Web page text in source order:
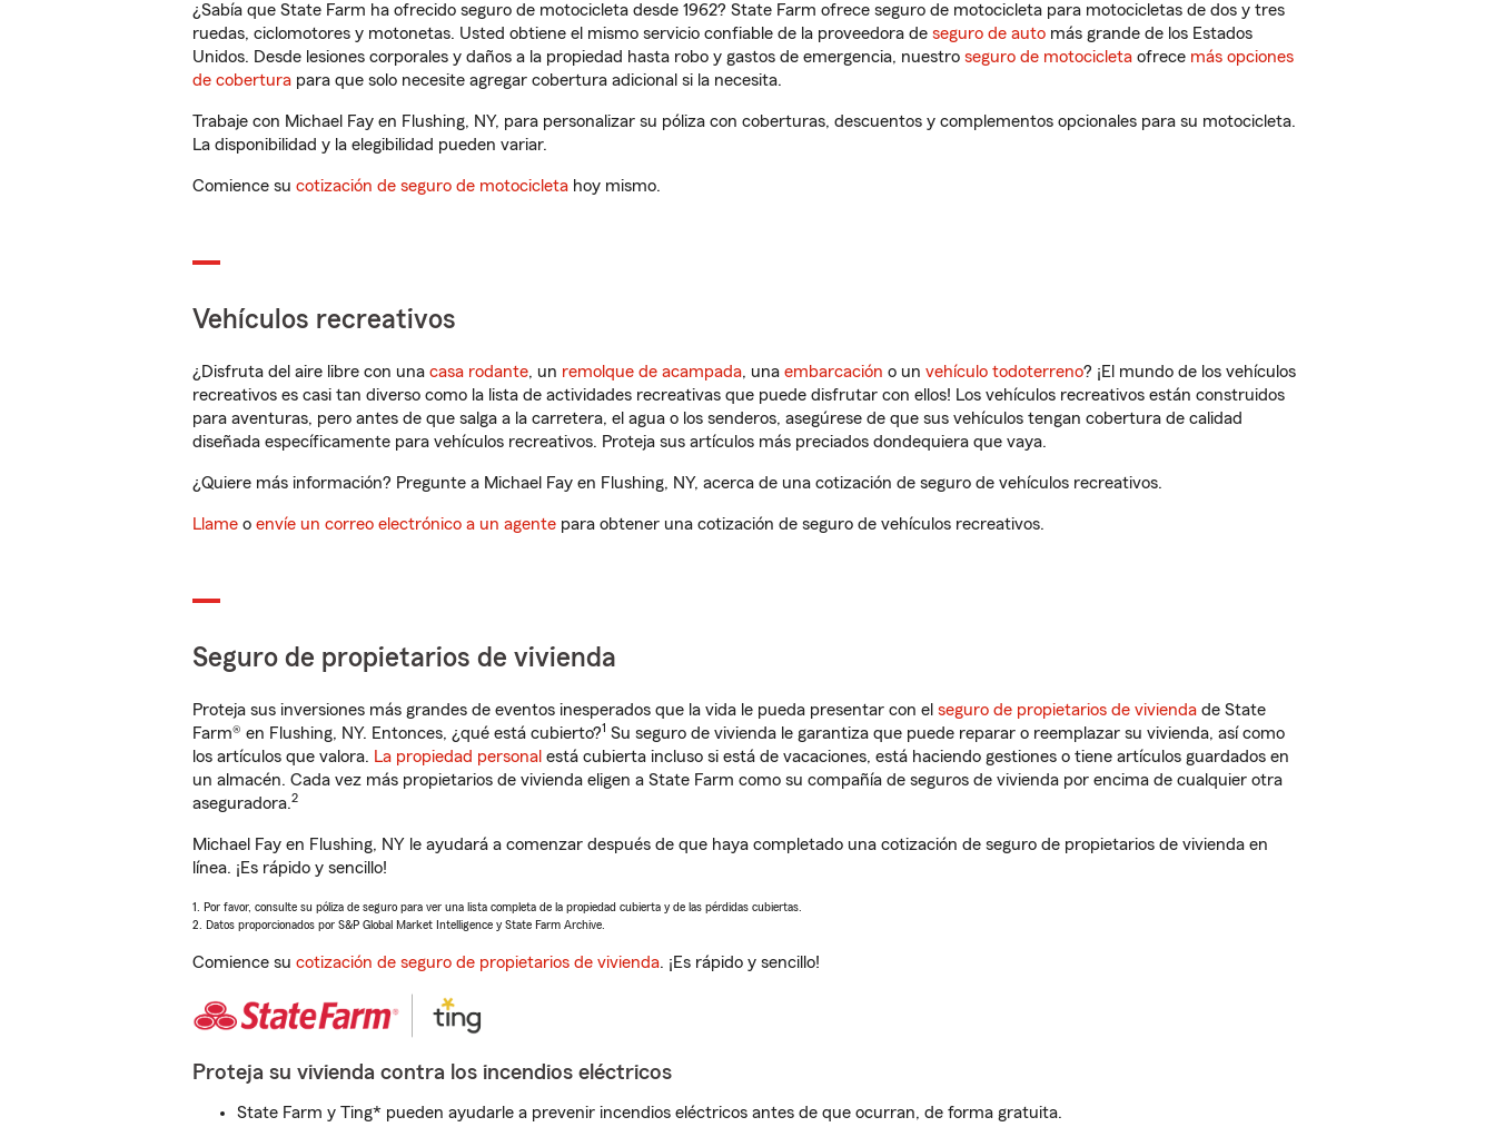
¿Sabía que State Farm ha ofrecido seguro de motocicleta desde 1962? State Farm ofrece seguro de motocicleta para motocicletas de dos y tres
ruedas, ciclomotores y motonetas. Usted obtiene el mismo servicio confiable de la proveedora de seguro de auto más grande de los Estados
Unidos. Desde lesiones corporales y daños a la propiedad hasta robo y gastos de emergencia, nuestro seguro de motocicleta ofrece más opciones
de cobertura para que solo necesite agregar cobertura adicional si la necesita.
Trabaje con Michael Fay en Flushing, NY, para personalizar su póliza con coberturas, descuentos y complementos opcionales para su motocicleta.
La disponibilidad y la elegibilidad pueden variar.
Comience su cotización de seguro de motocicleta hoy mismo.
Vehículos recreativos
¿Disfruta del aire libre con una casa rodante, un remolque de acampada, una embarcación o un vehículo todoterreno? ¡El mundo de los vehículos
recreativos es casi tan diverso como la lista de actividades recreativas que puede disfrutar con ellos! Los vehículos recreativos están construidos
para aventuras, pero antes de que salga a la carretera, el agua o los senderos, asegúrese de que sus vehículos tengan cobertura de calidad
diseñada específicamente para vehículos recreativos. Proteja sus artículos más preciados dondequiera que vaya.
¿Quiere más información? Pregunte a Michael Fay en Flushing, NY, acerca de una cotización de seguro de vehículos recreativos.
Llame o envíe un correo electrónico a un agente para obtener una cotización de seguro de vehículos recreativos.
Seguro de propietarios de vivienda
Proteja sus inversiones más grandes de eventos inesperados que la vida le pueda presentar con el seguro de propietarios de vivienda de State
Farm® en Flushing, NY. Entonces, ¿qué está cubierto?1 Su seguro de vivienda le garantiza que puede reparar o reemplazar su vivienda, así como
los artículos que valora. La propiedad personal está cubierta incluso si está de vacaciones, está haciendo gestiones o tiene artículos guardados en
un almacén. Cada vez más propietarios de vivienda eligen a State Farm como su compañía de seguros de vivienda por encima de cualquier otra
aseguradora.2
Michael Fay en Flushing, NY le ayudará a comenzar después de que haya completado una cotización de seguro de propietarios de vivienda en
línea. ¡Es rápido y sencillo!
1. Por favor, consulte su póliza de seguro para ver una lista completa de la propiedad cubierta y de las pérdidas cubiertas.
2. Datos proporcionados por S&P Global Market Intelligence y State Farm Archive.
Comience su cotización de seguro de propietarios de vivienda. ¡Es rápido y sencillo!
Proteja su vivienda contra los incendios eléctricos
State Farm y Ting* pueden ayudarle a prevenir incendios eléctricos antes de que ocurran, de forma gratuita.